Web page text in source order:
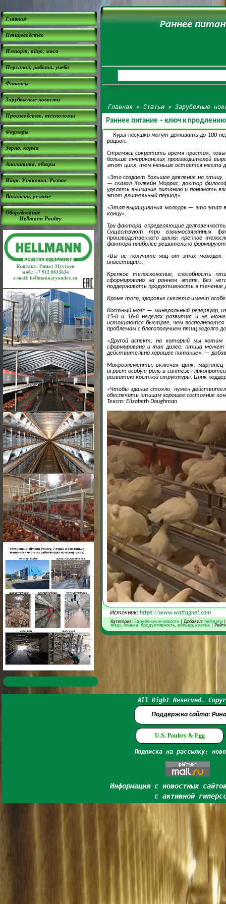
Главная
Птицеводство
Импорт, яйцо, мясо
Персонал, работа, учеба
Финансы
Зарубежные новости
Производство, технологии
Фермеры
Зерно, корма
Аналитика, обзоры
Яйцо. Упаковка. Разное
Вакансии, резюме
Оборудование
Hellmann Poultry
Раннее
Главная »Статьи »Зарубежные
Раннее питание – ключ к
Куры-несушки могут доживать до 100
рацион.
Стремясь сократить время простоя,
больше американских производителей
этот цикл, тем меньше остается места
«Это создает большое давление на
— сказал Колвейн Моррис, доктор
уделять внимание питанию и понимать
этот длительный период».
«Этап выращивания молодок — это этап
концу».
Три фактора, определяющие долговечность
Существуют три взаимосвязанных
производственного цикла: крепкое
фактора наиболее решительно
«Вы не получите яиц от этих молодок,
инвестиции».
Крепкое телосложение, способность
сформировано на раннем этапе. Без
поддерживать продуктивность в течение
Кроме того, здоровье скелета имеет
Костный мозг — минеральный резервуар,
15-й и 16-й неделях развития и не
истощаются быстрее, чем восполняются
проблемам с благополучием птиц задолго
«Другой аспект, на который мы хотим
сформирована и так далее, птица
действительно хорошее питание», —
Микроэлементы, включая цинк,
играет особую роль в синтезе
развитию костной структуры. Цинк
«Чтобы здание стояло, нужен
обеспечить птицам хорошее состояние
Текст: Elizabeth Doughman
Источник: https://www.wattagnet.com
Категория: Зарубежные новости| Добавил: hellmann
яйцо, линька,продуктивность, вольер, клетка|
All Right Reserved.
Поддержка сайта:
U.S. Poultry & Egg
Подписка на рассылку:
Информация с новостных
с активной